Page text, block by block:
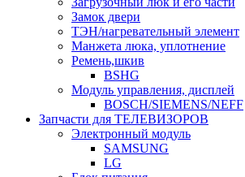
Замок двери
ТЭН/нагревательный элемент
Манжета люка, уплотнение
Ремень,шкив
BSHG
Модуль управления, дисплей
BOSCH/SIEMENS/NEFF
Запчасти для ТЕЛЕВИЗОРОВ
Электронный модуль
SAMSUNG
LG